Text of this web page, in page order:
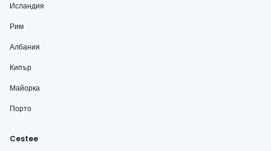
Исландия
Рим
Албания
Кипър
Майорка
Порто
Cestee